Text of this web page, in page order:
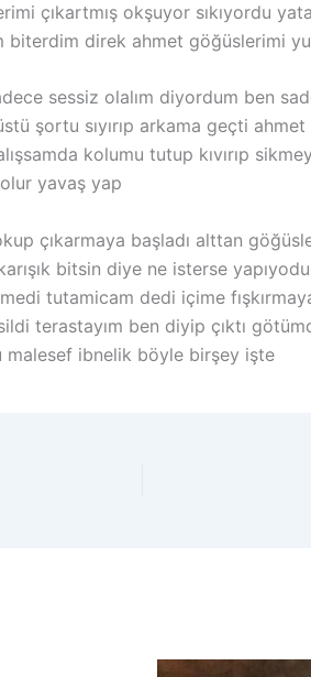
çıkartmış okşuyor sıkıyordu
biterdim direk ahmet göğüslerimi
sessiz olalım diyordum ben
şortu sıyırıp arkama geçti
kolumu tutup kıvırıp
yavaş yap
çıkarmaya başladı alttan
bitsin diye ne isterse
tutamicam dedi içime
terastayım ben diyip çıktı
malesef ibnelik böyle birşey işte